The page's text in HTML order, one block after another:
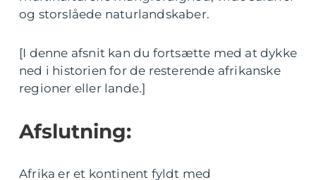
og storslåede naturlandskaber.
[I denne afsnit kan du fortsætte med at dykke
ned i historien for de resterende afrikanske
regioner eller lande.]
Afslutning:
Afrika er et kontinent fyldt med